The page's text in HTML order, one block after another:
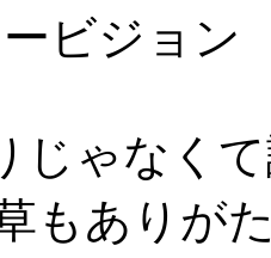
ビジョン
じゃなく
もありが